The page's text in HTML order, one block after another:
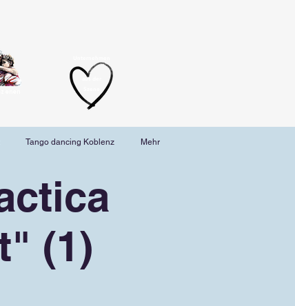
aus der
Tango dancing Koblenz Mehr
(1)